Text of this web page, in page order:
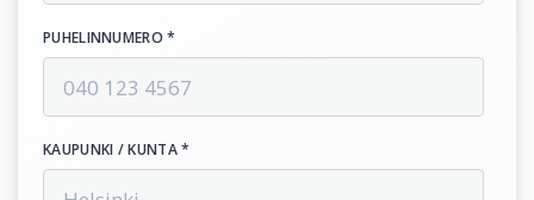
PUHELINNUMERO *
KAUPUNKI / KUNTA *